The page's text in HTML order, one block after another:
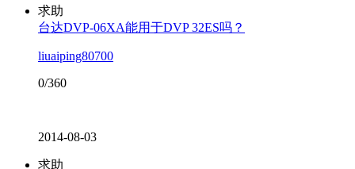
求助
台达DVP-06XA能用于DVP 32ES吗？
liuaiping80700
0/360
2014-08-03
求助